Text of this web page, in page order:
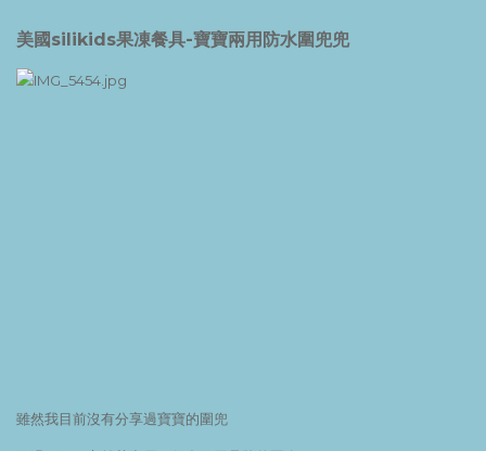
美國silikids果凍餐具-寶寶兩用防水圍兜兜
雖然我目前沒有分享過寶寶的圍兜